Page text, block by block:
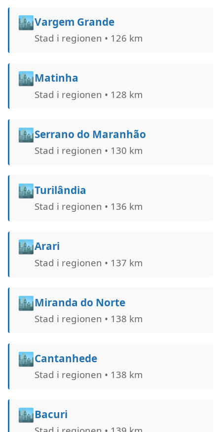
🏙️Vargem Grande
Stad i regionen • 126 km
🏙️Matinha
Stad i regionen • 128 km
🏙️Serrano do Maranhão
Stad i regionen • 130 km
🏙️Turilândia
Stad i regionen • 136 km
🏙️Arari
Stad i regionen • 137 km
🏙️Miranda do Norte
Stad i regionen • 138 km
🏙️Cantanhede
Stad i regionen • 138 km
🏙️Bacuri